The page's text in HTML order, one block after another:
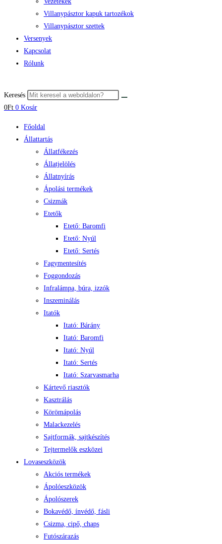
Villanypásztor kapuk tartozékok
Villanypásztor szettek
Versenyek
Kapcsolat
Rólunk
Keresés
0Ft 0 Kosár
Főoldal
Állattartás
Állatfékezés
Állatjelölés
Állatnyírás
Ápolási termékek
Csizmák
Etetők
Etető: Baromfi
Etető: Nyúl
Etető: Sertés
Fagymentesítés
Foggondozás
Infralámpa, búra, izzók
Inszeminálás
Itatók
Itató: Bárány
Itató: Baromfi
Itató: Nyúl
Itató: Sertés
Itató: Szarvasmarha
Kártevő riasztók
Kasztrálás
Körömápolás
Malackezelés
Sajtformák, sajtkészítés
Tejtermelők eszközei
Lovaseszközök
Akciós termékek
Ápolóeszközök
Ápolószerek
Bokavédő, ínvédő, fásli
Csizma, cipő, chaps
Futószárazás